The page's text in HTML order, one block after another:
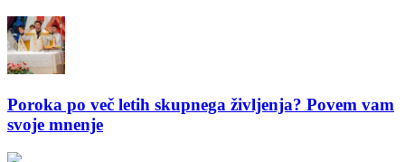
Poroka po več letih skupnega življenja? Povem vam
svoje mnenje